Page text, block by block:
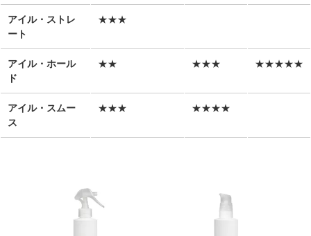
アイル・ストレ
ート
★★★
アイル・ホール
ド
★★ ★★★ ★★★★★
アイル・スムー
ス
★★★ ★★★★